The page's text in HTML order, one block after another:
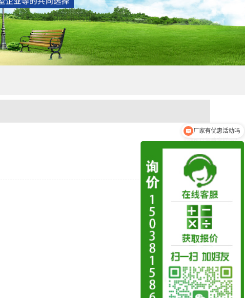
可以免费拿样吗？